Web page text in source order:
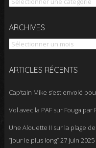
ARCHIVES
Archives
ARTICLES RÉCENTS
Cap’tain Mike s’est envolé
Vol avec la PAF sur Fouga
Une Alouette II sur la plage
“Jour le plus long”27 juin 2025